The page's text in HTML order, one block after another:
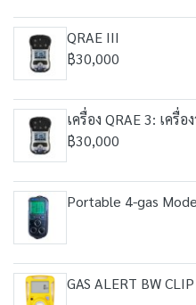
QRAE III
฿30,000
เครื่อง QRAE 3: เค
฿30,000
Portable 4-gas
GAS ALERT BW